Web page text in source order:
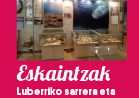
Eskaintzak
Luberriko sarrera eta